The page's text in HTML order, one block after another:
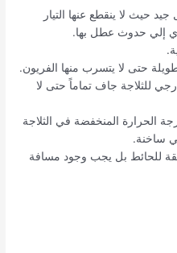
حيث لا ينقطع عنها التيار
إلي حدوث عطل بها.
حتى لا يتسرب منها الفريون.
للثلاجة جاف تماماً حتى لا
الحرارة المنخفضة في الثلاجة
ساخنة.
للحائط بل يجب وجود مسافة